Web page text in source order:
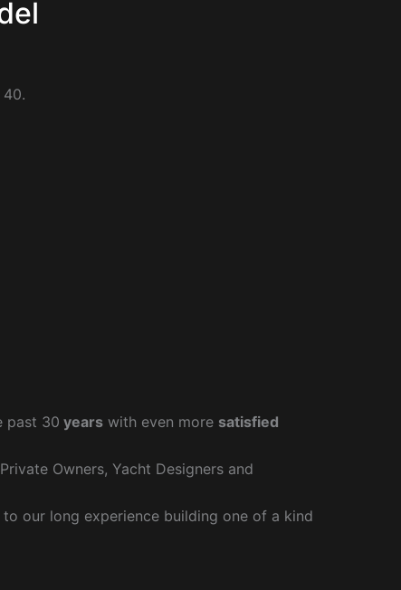
past 30 years with even more satisfied
Owners, Yacht Designers and
our long experience building one of a kind